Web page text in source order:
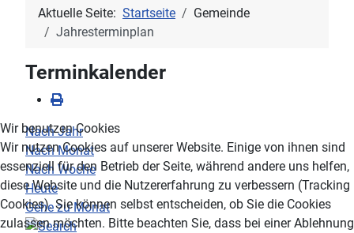
Aktuelle Seite: Startseite
Gemeinde
Jahresterminplan
Terminkalender
Nach Jahr
Nach Monat
Nach Woche
Heute
Gehe zu Monat
Wir benutzen Cookies
Wir nutzen Cookies auf unserer Website. Einige von ihnen sind
essenziell für den Betrieb der Seite, während andere uns helfen,
diese Website und die Nutzererfahrung zu verbessern (Tracking
Cookies). Sie können selbst entscheiden, ob Sie die Cookies
zulassen möchten. Bitte beachten Sie, dass bei einer Ablehnung